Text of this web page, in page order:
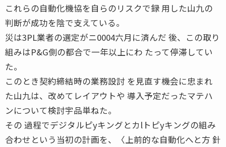
これらの自動化機協を自らのリスクで録 用した山九の
判断が成功を陰で支えている。
災は3PL業者の選定がニ0004六月に済んだ 後、この取り
組みはP&G側の都合で一年以上にわ たって停滞してい
た。
このとき契約締結時の業務設討 を見直す機会に忠まれ
た山九は、改めてレイアウトや 導入予定だったマテハ
ンについて検討宇品単ねた。
その 過程でデジタルピyキングとカlトピyキングの組み
合わせという当初の計画を、〈上前的な自動化へと方 針